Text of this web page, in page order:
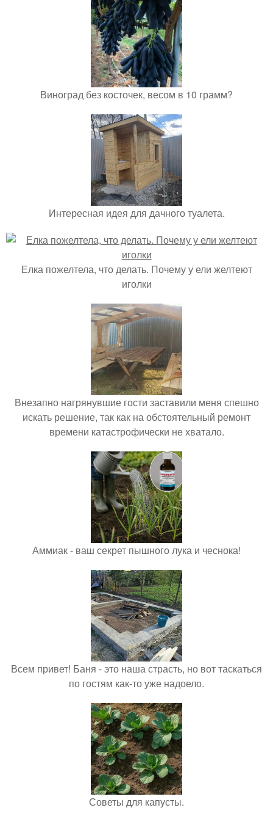
Виноград без косточек, весом в 10 грамм?
Интересная идея для дачного туалета.
Елка пожелтела, что делать. Почему у ели желтеют
иголки
Внезапно нагрянувшие гости заставили меня спешно
искать решение, так как на обстоятельный ремонт
времени катастрофически не хватало.
Аммиак - ваш секрет пышного лука и чеснока!
Всем привет! Баня - это наша страсть, но вот таскаться
по гостям как-то уже надоело.
Советы для капусты.